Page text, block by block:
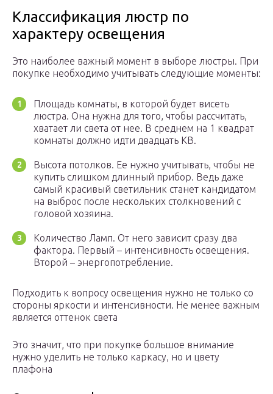
Классификация люстр по
характеру освещения
Это наиболее важный момент в выборе люстры. При
покупке необходимо учитывать следующие моменты:
Площадь комнаты, в которой будет висеть
люстра. Она нужна для того, чтобы рассчитать,
хватает ли света от нее. В среднем на 1 квадрат
комнаты должно идти двадцать КВ.
Высота потолков. Ее нужно учитывать, чтобы не
купить слишком длинный прибор. Ведь даже
самый красивый светильник станет кандидатом
на выброс после нескольких столкновений с
головой хозяина.
Количество Ламп. От него зависит сразу два
фактора. Первый – интенсивность освещения.
Второй – энергопотребление.
Подходить к вопросу освещения нужно не только со
стороны яркости и интенсивности. Не менее важным
является оттенок света
Это значит, что при покупке большое внимание
нужно уделить не только каркасу, но и цвету
плафона